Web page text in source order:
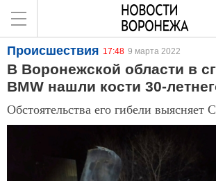
Происшествия 17:48 9 марта 2022
В Воронежской области в
BMW нашли кости 30-
Обстоятельства его гибели выясняет